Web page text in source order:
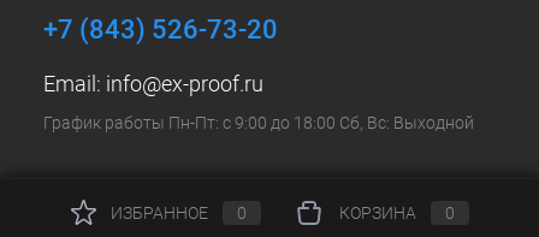
+7 (843) 526-73-20
Email: info@ex-proof.ru
График работы Пн-Пт: с 9:00 до 18:00 Сб, Вс: Выходной
ИЗБРАННОЕ 0 КОРЗИНА 0